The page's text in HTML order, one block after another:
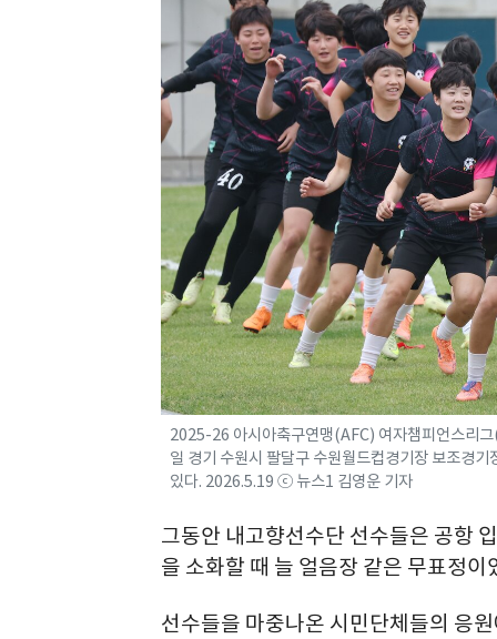
2025-26 아시아축구연맹(AFC) 여자챔피언스리
일 경기 수원시 팔달구 수원월드컵경기장 보조경
있다. 2026.5.19 ⓒ 뉴스1 김영운 기자
그동안 내고향선수단 선수들은 공항
을 소화할 때 늘 얼음장 같은 무표정이
선수들을 마중나온 시민단체들의 응